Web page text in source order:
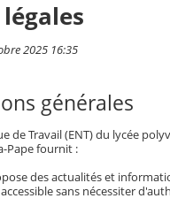
2025 16:35
générales
de Travail (ENT) du lycée
Pape fournit :
des actualités et
sans nécessiter